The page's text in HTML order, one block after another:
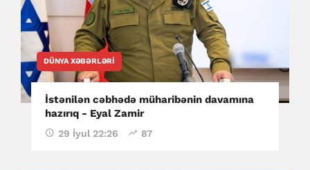
DÜNYA XƏBƏRLƏRI
İstənilən cəbhədə müharibənin davamına
hazırıq - Eyal Zamir
29 İyul 22:26 87